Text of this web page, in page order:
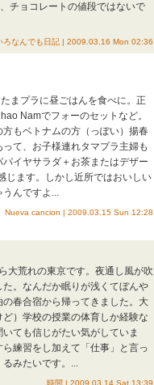
チョコレートの値段ではないで
ろなんでも日記 | 2009.03.16 Mon 02:36
まプラに昼ごはんを食べに。正
Namでフォーのセットなど。
もベトナムの方（っぽい）揚春
て、お子様連れタマプラ主婦も
イヤサラダ＋お茶またはデザー
じます。しかし近所ではおいしい
んですよ...
Nueva cancion | 2009.03.15 Sun 12:28
大荒れの東京です。夜通し風が吹
。なんだか眠りが浅くてぼんや
春合宿から帰ってきました。大
）学校の授業の体育しか経験な
ても信じがたい気がしていま
練習をし加えて「仕事」と言っ
みたいです。...
時間 | 2009.03.14 Sat 13:39